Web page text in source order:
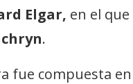
Elgar, en el
.
fue compuesta en